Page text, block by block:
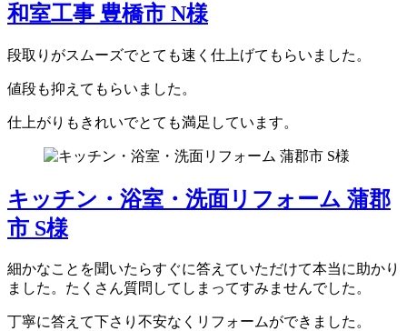
和室工事 豊橋市 N様
段取りがスムーズでとても速く仕上げてもらいました。
値段も抑えてもらいました。
仕上がりもきれいでとても満足しています。
キッチン・浴室・洗面リフォーム 蒲郡
市 S様
細かなことを聞いたらすぐに答えていただけて本当に助かり
ました。たくさん質問してしまってすみませんでした。
丁寧に答えて下さり不安なくリフォームができました。